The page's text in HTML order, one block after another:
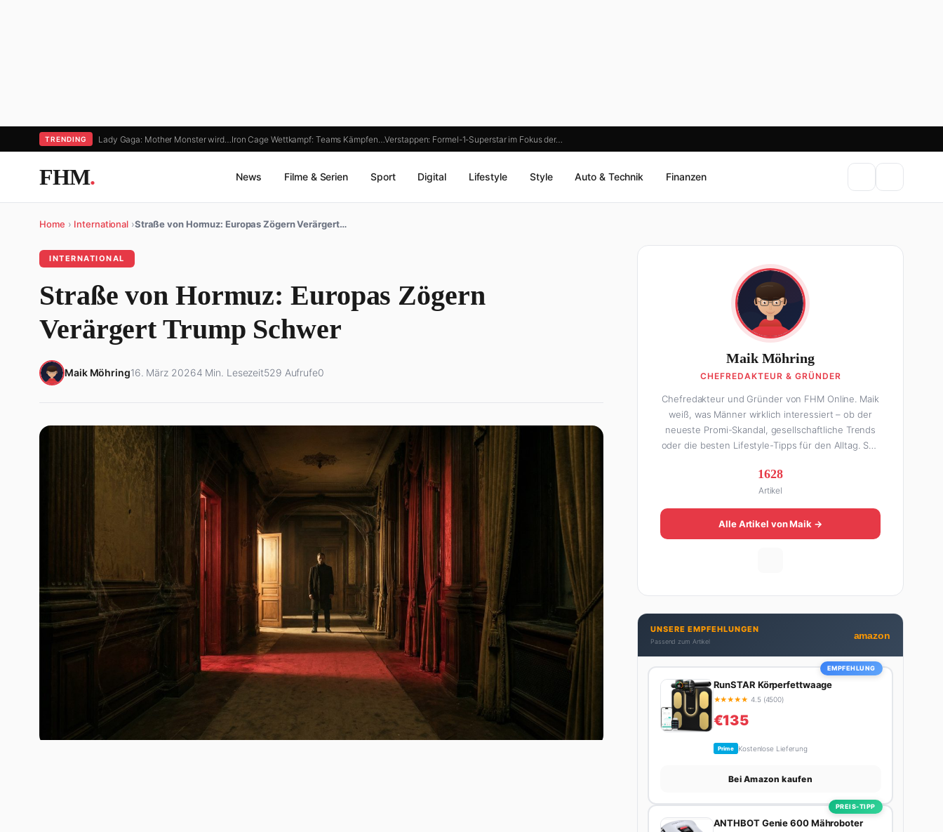
TRENDING Lady Gaga: Mother Monster wird… Iron Cage Wettkampf: Teams Kämpfen…Verstappen: Formel-1-Superstar im Fokus der…
FHM. News Filme & Serien Sport Digital Lifestyle Style Auto & Technik Finanzen
Home › International ›Straße von Hormuz: Europas Zögern Verärgert…
INTERNATIONAL
Straße von Hormuz: Europas Zögern
Verärgert Trump Schwer
Maik Möhring16. März 20264 Min. Lesezeit529 Aufrufe0
Maik Möhring
CHEFREDAKTEUR & GRÜNDER
Chefredakteur und Gründer von FHM Online. Maik
weiß, was Männer wirklich interessiert – ob der
neueste Promi-Skandal, gesellschaftliche Trends
oder die besten Lifestyle-Tipps für den Alltag. Seit
hat FHM Online zu einer der führenden Männer-
Lifestyle-Plattformen im deutschsprachigen Raum
aufgebaut. Sein Weg dahin war alles andere als
geradlinig: Die eine Hälfte seines Lebens stand er
in der Gastronomie – mit allem, was dazugehört.
unterhaltsam und immer nah dran. Wenn Maik
nicht gerade den heißesten Tratsch aus der
Promi-Welt aufspürt oder die besten Lifestyle-
Empfehlungen zusammenstellt, findet man ihn
beim Wandern in den Schweizer Alpen, am Grill mit
Freunden oder auf der Suche nach dem perfekten
Espresso. Sein Motto: Lieber einmal richtig als
zehnmal halb.
1628
Artikel
Alle Artikel von Maik →
UNSERE EMPFEHLUNGEN
Passend zum Artikel
amazon
EMPFEHLUNG
RunSTAR Körperfettwaage
★★★★★ 4.5 (4500)
€135
Prime Kostenlose Lieferung
Bei Amazon kaufen
PREIS-TIPP
ANTHBOT Genie 600 Mähroboter